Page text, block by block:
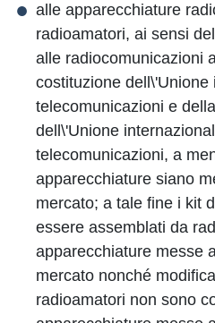
alle apparecchiature
radioamatori, ai sensi
alle radiocomunicazioni
costituzione
telecomunicazioni e
dell\'Unione
telecomunicazioni, a
apparecchiature siano
mercato; a tale fine i kit
essere assemblati da
apparecchiature messe
mercato nonché
radioamatori non sono